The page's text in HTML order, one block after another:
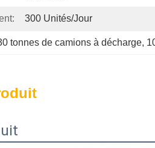
300 Unités/jour
tonnes de camions à décharge,